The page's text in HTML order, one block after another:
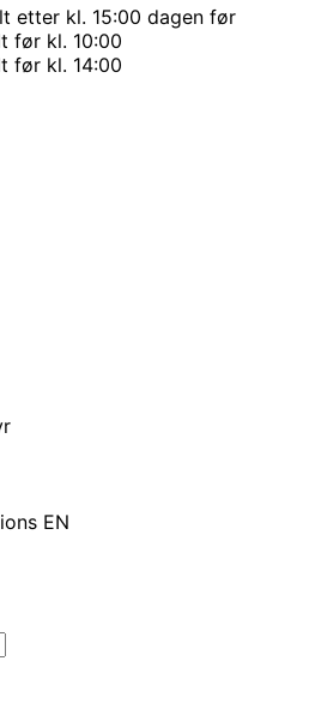
etter kl. 15:00 dagen før
før kl. 10:00
før kl. 14:00
EN